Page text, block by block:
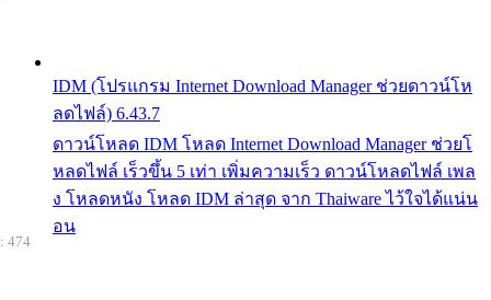
IDM (โปรแกรม Internet Download Manager ช่วยดาวน์โห
ลดไฟล์) 6.43.7
ดาวน์โหลด IDM โหลด Internet Download Manager ช่วยโ
หลดไฟล์ เร็วขึ้น 5 เท่า เพิ่มความเร็ว ดาวน์โหลดไฟล์ เพล
ง โหลดหนัง โหลด IDM ล่าสุด จาก Thaiware ไว้ใจได้แน่น
อน
474